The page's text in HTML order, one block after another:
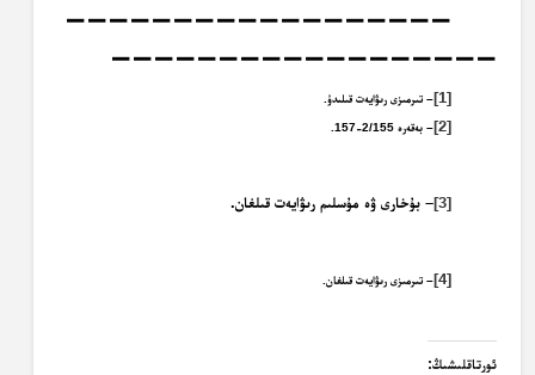
——————————————————
——————————————————
[1]– تىرمىزى رىۋايەت قىلىدۇ.
[2]– بەقەرە 2/155-157.
[3]– بۇخارى ۋە مۇسلىم رىۋايەت قىلغان.
[4]– تىرمىزى رىۋايەت قىلغان.
ئورتاقلىشىڭ: